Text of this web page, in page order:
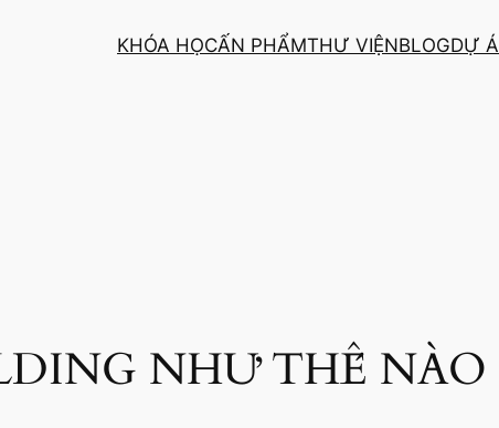
KHÓA HỌCẤN PHẨMTHƯ VIỆNBLOGDỰ
NHƯ THẾ NÀO